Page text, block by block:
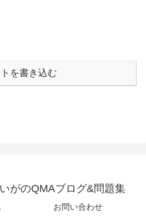
を書き込む
がのQMAブログ&問題集
お問い合わせ